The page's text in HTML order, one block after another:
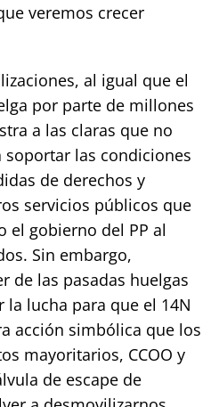
veremos crecer
al igual que el
por parte de millones
a las claras que no
soportar las condiciones
de derechos y
servicios públicos que
el gobierno del PP al
Sin embargo,
de las pasadas huelgas
la lucha para que el 14N
acción simbólica que los
mayoritarios, CCOO y
de escape de